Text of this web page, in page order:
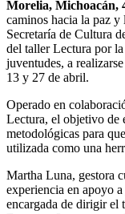
Morelia, Michoacán,
caminos hacia la paz
Secretaría de Cultura
del taller Lectura por
juventudes, a
13 y 27 de abril.
Operado en
Lectura, el objetivo de
metodológicas para
utilizada como una
Martha Luna, gestora
experiencia en apoyo
encargada de dirigir el